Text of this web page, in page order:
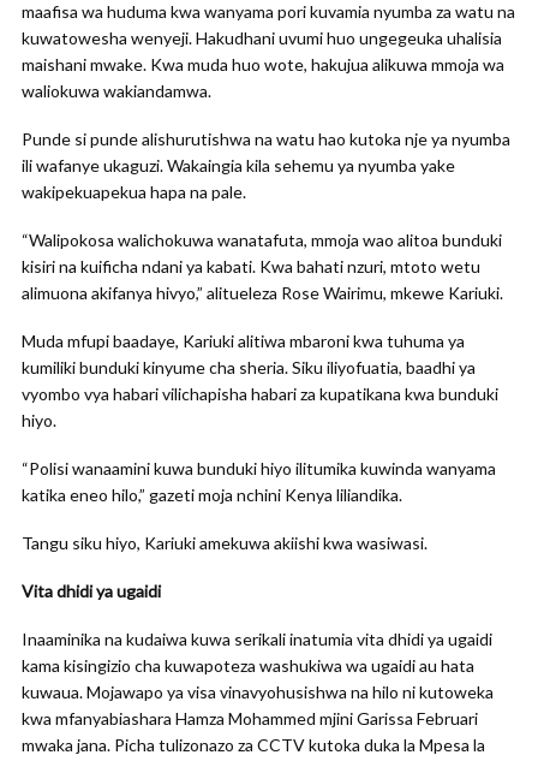
maafisa wa huduma kwa wanyama pori kuvamia nyumba za watu na
kuwatowesha wenyeji. Hakudhani uvumi huo ungegeuka uhalisia
maishani mwake. Kwa muda huo wote, hakujua alikuwa mmoja wa
waliokuwa wakiandamwa.
Punde si punde alishurutishwa na watu hao kutoka nje ya nyumba
ili wafanye ukaguzi. Wakaingia kila sehemu ya nyumba yake
wakipekuapekua hapa na pale.
“Walipokosa walichokuwa wanatafuta, mmoja wao alitoa bunduki
kisiri na kuificha ndani ya kabati. Kwa bahati nzuri, mtoto wetu
alimuona akifanya hivyo,” alitueleza Rose Wairimu, mkewe Kariuki.
Muda mfupi baadaye, Kariuki alitiwa mbaroni kwa tuhuma ya
kumiliki bunduki kinyume cha sheria. Siku iliyofuatia, baadhi ya
vyombo vya habari vilichapisha habari za kupatikana kwa bunduki
hiyo.
“Polisi wanaamini kuwa bunduki hiyo ilitumika kuwinda wanyama
katika eneo hilo,” gazeti moja nchini Kenya liliandika.
Tangu siku hiyo, Kariuki amekuwa akiishi kwa wasiwasi.
Vita dhidi ya ugaidi
Inaaminika na kudaiwa kuwa serikali inatumia vita dhidi ya ugaidi
kama kisingizio cha kuwapoteza washukiwa wa ugaidi au hata
kuwaua. Mojawapo ya visa vinavyohusishwa na hilo ni kutoweka
kwa mfanyabiashara Hamza Mohammed mjini Garissa Februari
mwaka jana. Picha tulizonazo za CCTV kutoka duka la Mpesa la